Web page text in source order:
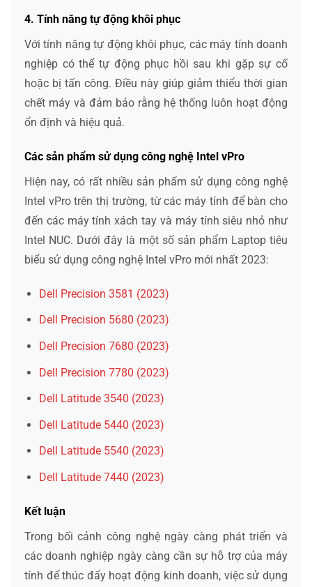
4. Tính năng tự động khôi phục
Với tính năng tự động khôi phục, các máy tính doanh
nghiệp có thể tự động phục hồi sau khi gặp sự cố
hoặc bị tấn công. Điều này giúp giảm thiểu thời gian
chết máy và đảm bảo rằng hệ thống luôn hoạt động
ổn định và hiệu quả.
Các sản phẩm sử dụng công nghệ Intel vPro
Hiện nay, có rất nhiều sản phẩm sử dụng công nghệ
Intel vPro trên thị trường, từ các máy tính để bàn cho
đến các máy tính xách tay và máy tính siêu nhỏ như
Intel NUC. Dưới đây là một số sản phẩm Laptop tiêu
biểu sử dụng công nghệ Intel vPro mới nhất 2023:
Dell Precision 3581 (2023)
Dell Precision 5680 (2023)
Dell Precision 7680 (2023)
Dell Precision 7780 (2023)
Dell Latitude 3540 (2023)
Dell Latitude 5440 (2023)
Dell Latitude 5540 (2023)
Dell Latitude 7440 (2023)
Kết luận
Trong bối cảnh công nghệ ngày càng phát triển và
các doanh nghiệp ngày càng cần sự hỗ trợ của máy
tính để thúc đẩy hoạt động kinh doanh, việc sử dụng